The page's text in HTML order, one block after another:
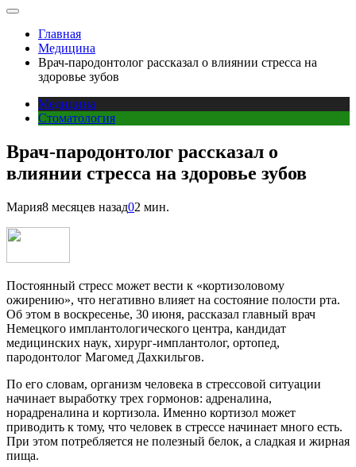
Главная
Медицина
Врач-пародонтолог рассказал о влиянии стресса на
здоровье зубов
Медицина
Стоматология
Врач-пародонтолог рассказал о
влиянии стресса на здоровье зубов
Мария8 месяцев назад02 мин.
Постоянный стресс может вести к «кортизоловому
ожирению», что негативно влияет на состояние полости рта.
Об этом в воскресенье, 30 июня, рассказал главный врач
Немецкого имплантологического центра, кандидат
медицинских наук, хирург-имплантолог, ортопед,
пародонтолог Магомед Дахкильгов.
По его словам, организм человека в стрессовой ситуации
начинает выработку трех гормонов: адреналина,
норадреналина и кортизола. Именно кортизол может
приводить к тому, что человек в стрессе начинает много есть.
При этом потребляется не полезный белок, а сладкая и жирная
пища.